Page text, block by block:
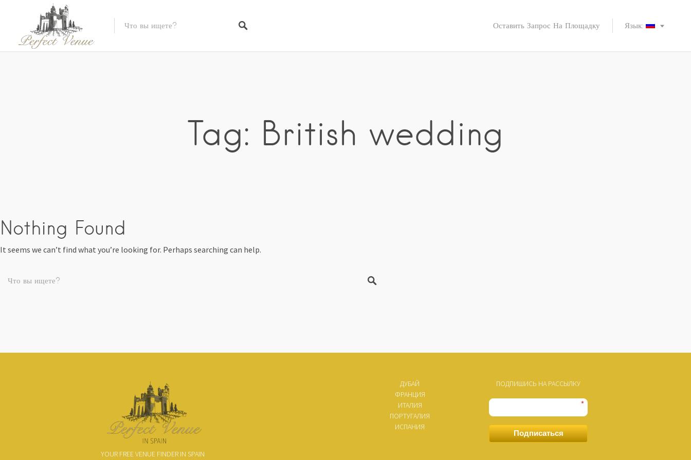
Оставить Запрос На Площадку Язык:
Tag: British wedding
Nothing Found
It seems we can’t find what you’re looking for. Perhaps searching can help.
YOUR FREE VENUE FINDER IN SPAIN
ДУБАЙ
ФРАНЦИЯ
ИТАЛИЯ
ПОРТУГАЛИЯ
ИСПАНИЯ
ПОДПИШИСЬ НА РАССЫЛКУ
*
Подписаться